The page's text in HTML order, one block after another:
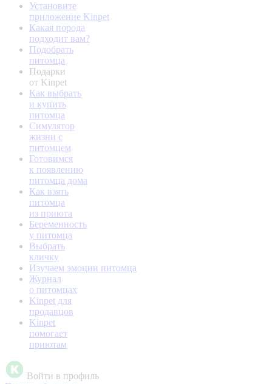
Установите
приложение Kinpet
Какая порода
подходит вам?
Подобрать
питомца
Подарки
от Kinpet
Как выбрать
и купить
питомца
Симулятор
жизни с
питомцем
Готовимся
к появлению
питомца дома
Как взять
питомца
из приюта
Беременность
у питомца
Выбрать
кличку
Изучаем эмоции питомца
Журнал
о питомцах
Kinpet для
продавцов
Kinpet
помогает
приютам
Войти в профиль